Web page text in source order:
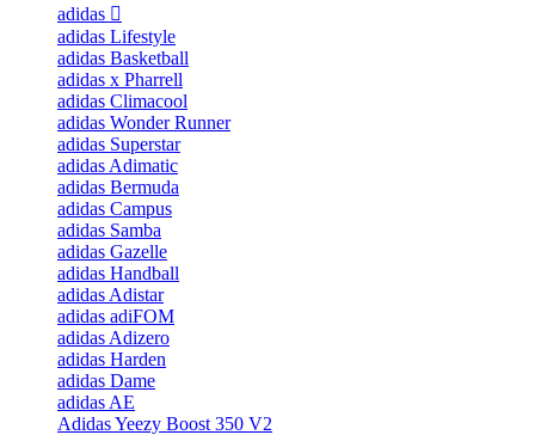
adidas
adidas Lifestyle
adidas Basketball
adidas x Pharrell
adidas Climacool
adidas Wonder Runner
adidas Superstar
adidas Adimatic
adidas Bermuda
adidas Campus
adidas Samba
adidas Gazelle
adidas Handball
adidas Adistar
adidas adiFOM
adidas Adizero
adidas Harden
adidas Dame
adidas AE
Adidas Yeezy Boost 350 V2